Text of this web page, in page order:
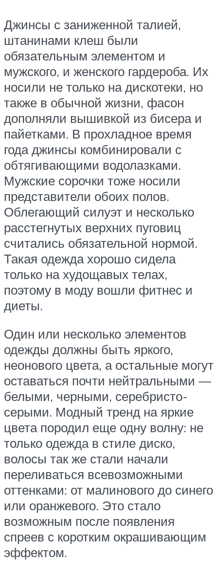
Джинсы с заниженной талией,
штанинами клеш были
обязательным элементом и
мужского, и женского гардероба. Их
носили не только на дискотеки, но
также в обычной жизни, фасон
дополняли вышивкой из бисера и
пайетками. В прохладное время
года джинсы комбинировали с
обтягивающими водолазками.
Мужские сорочки тоже носили
представители обоих полов.
Облегающий силуэт и несколько
расстегнутых верхних пуговиц
считались обязательной нормой.
Такая одежда хорошо сидела
только на худощавых телах,
поэтому в моду вошли фитнес и
диеты.
Один или несколько элементов
одежды должны быть яркого,
неонового цвета, а остальные могут
оставаться почти нейтральными —
белыми, черными, серебристо-
серыми. Модный тренд на яркие
цвета породил еще одну волну: не
только одежда в стиле диско,
волосы так же стали начали
переливаться всевозможными
оттенками: от малинового до синего
или оранжевого. Это стало
возможным после появления
спреев с коротким окрашивающим
эффектом.